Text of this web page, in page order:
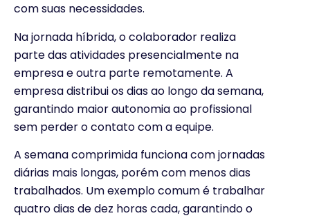
com suas necessidades.
Na jornada híbrida, o colaborador realiza
parte das atividades presencialmente na
empresa e outra parte remotamente. A
empresa distribui os dias ao longo da semana,
garantindo maior autonomia ao profissional
sem perder o contato com a equipe.
A semana comprimida funciona com jornadas
diárias mais longas, porém com menos dias
trabalhados. Um exemplo comum é trabalhar
quatro dias de dez horas cada, garantindo o